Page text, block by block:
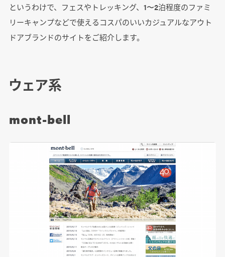
というわけで、フェスやトレッキング、1〜2泊程度のファミ
リーキャンプなどで使えるコスパのいいカジュアルなアウト
ドアブランドのサイトをご紹介します。
ウェア系
mont-bell